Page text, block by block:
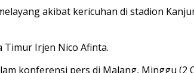
akibat kericuhan di stadion
Timur Irjen Nico Afinta.
konferensi pers di Malang, Minggu (2